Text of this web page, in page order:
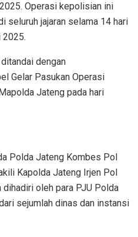
Operasi kepolisian ini
seluruh jajaran selama 14 hari
2025.
dengan
Gelar Pasukan Operasi
Jateng pada hari
Polda Jateng Kombes Pol
Kapolda Jateng Irjen Pol
dihadiri oleh para PJU Polda
sejumlah dinas dan instansi